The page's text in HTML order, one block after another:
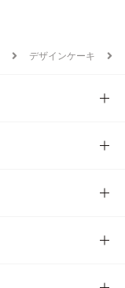
デザインケーキ